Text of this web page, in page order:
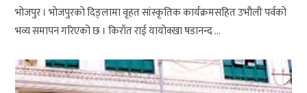
भोजपुर । भोजपुरको दिङ्लामा वृहत सांस्कृतिक कार्यक्रमसहित उभौली पर्वको
भव्य समापन गरिएको छ । किराँत राई यायोक्खा षडानन्द ...